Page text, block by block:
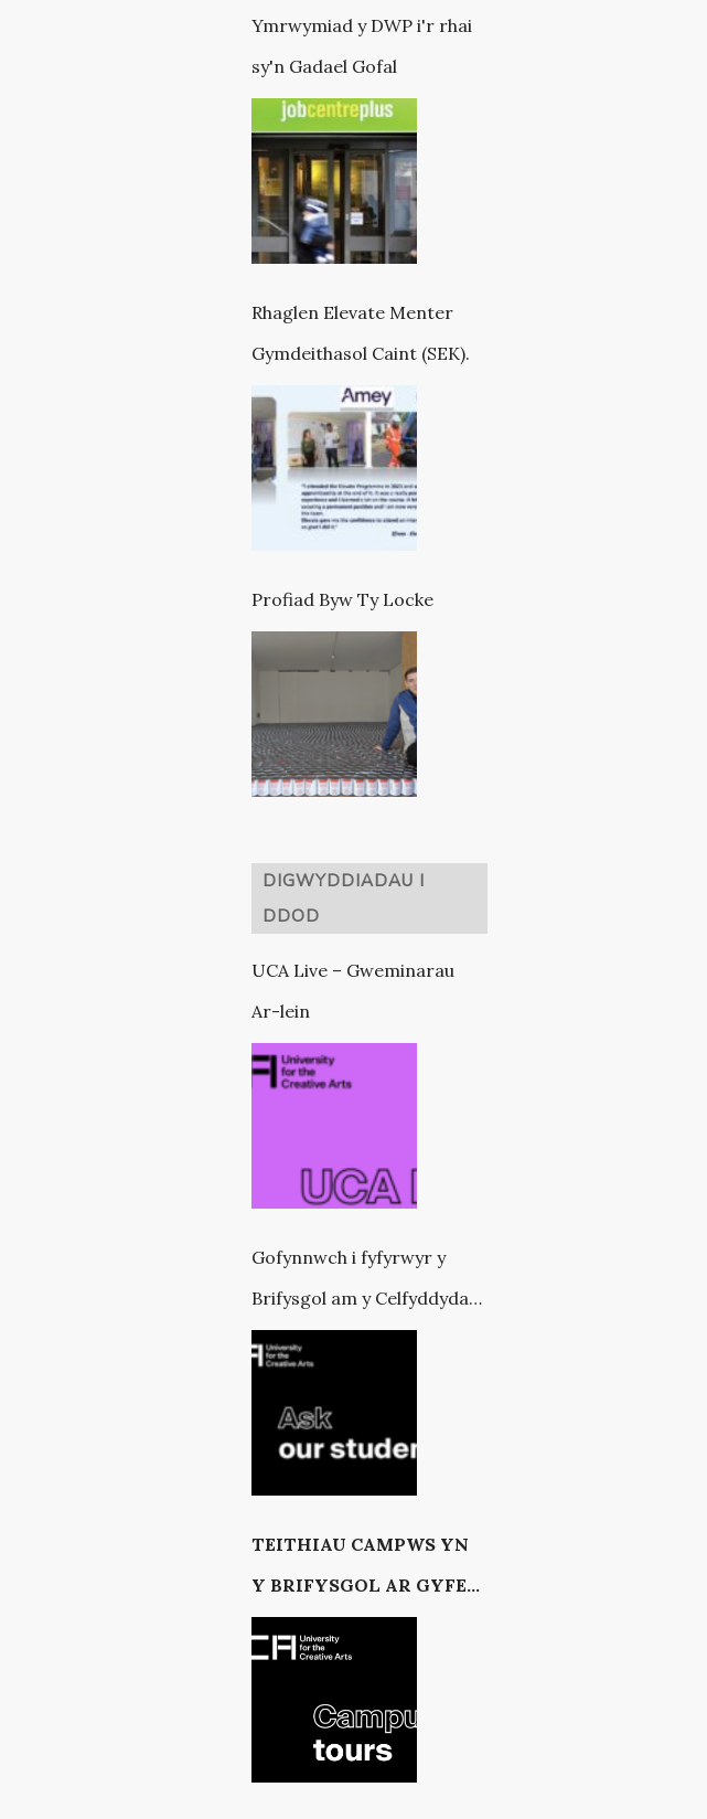
Ymrwymiad y DWP i'r rhai
sy'n Gadael Gofal
Rhaglen Elevate Menter
Gymdeithasol Caint (SEK).
Profiad Byw Ty Locke
DIGWYDDIADAU I
DDOD
UCA Live – Gweminarau
Ar-lein
Gofynnwch i fyfyrwyr y
Brifysgol am y Celfyddydau
Creadigol
TEITHIAU CAMPWS YN
Y BRIFYSGOL AR GYFER
CREADIGOL